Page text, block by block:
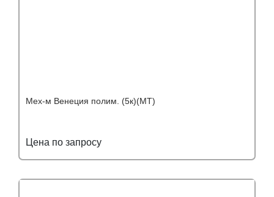
Мех-м Венеция полим. (5к)(МТ)
Цена по запросу